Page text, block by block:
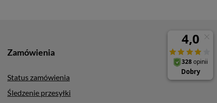
Zamówienia
Status zamówienia
Śledzenie przesyłki